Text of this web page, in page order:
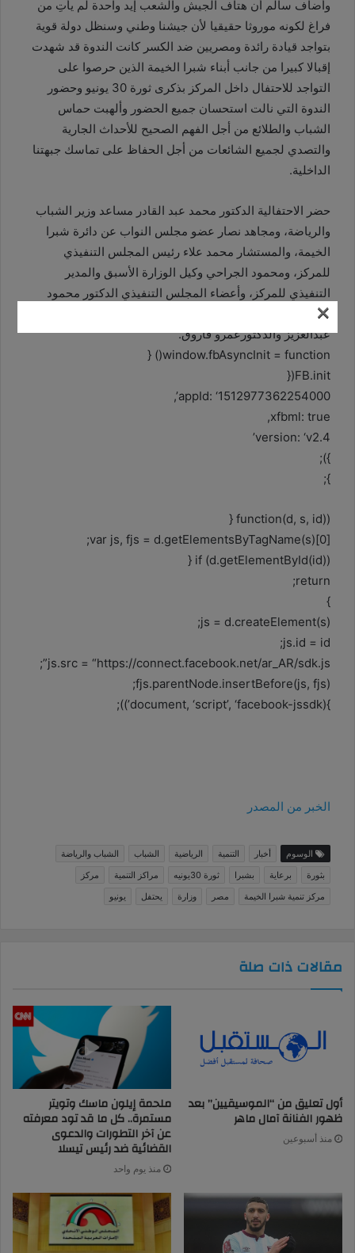
وأضاف سالم أن هتاف الجيش والشعب إيد واحدة لم يأتِ من
فراغ لكونه موروثا حقيقيا لأن جيشنا وطني وسنظل دولة قوية
بتواجد قيادة رائدة ومصريين ضد الكسر كانت الندوة قد شهدت
إقبالا كبيرا من جانب أبناء شبرا الخيمة الذين حرصوا على
التواجد للاحتفال داخل المركز بذكرى ثورة 30 يونيو وحضور
الندوة التي نالت استحسان جميع الحضور وألهبت حماس
الشباب والطلائع من أجل الفهم الصحيح للأحداث الجارية
والتصدي لجميع الشائعات من أجل الحفاظ على تماسك جبهتنا
الداخلية.
حضر الاحتفالية الدكتور محمد عبد القادر مساعد وزير الشباب
والرياضة، ومجاهد نصار عضو مجلس النواب عن دائرة شبرا
الخيمة، والمستشار محمد علاء رئيس المجلس التنفيذي
للمركز، ومحمود الجراحي وكيل الوزارة الأسبق والمدير
التنفيذي للمركز، وأعضاء المجلس التنفيذي الدكتور محمود
الصبروط، والدكتور مصطفى عبدالحميد والدكتور يسري
عبدالعزيز والدكتورعمرو فاروق.
window.fbAsyncInit = function() {
FB.init({
appId: ‘1512977362254000’,
xfbml: true,
version: ‘v2.4’
});
};
(function(d, s, id) {
var js, fjs = d.getElementsByTagName(s)[0];
if (d.getElementById(id)) {
return;
}
js = d.createElement(s);
js.id = id;
js.src = “https://connect.facebook.net/ar_AR/sdk.js”;
fjs.parentNode.insertBefore(js, fjs);
}(document, ‘script’, ‘facebook-jssdk’));
الخبر من المصدر
الوسوم أخبار التنمية الرياضية الشباب
الشباب والرياضة
بثورة
برعاية بشبرا ثورة 30يونيه مراكز التنمية
مركز
مركز تنمية شبرا الخيمة
مصر وزارة يحتفل يونيو
مقالات ذات صلة
أول تعليق من “الموسيقيين” بعد
ظهور الفنانة آمال ماهر
منذ أسبوعين
ملحمة إيلون ماسك وتويتر
مستمرة.. كل ما قد تود معرفته
عن آخر التطورات والدعوى
القضائية ضد رئيس تيسلا
منذ يوم واحد
×